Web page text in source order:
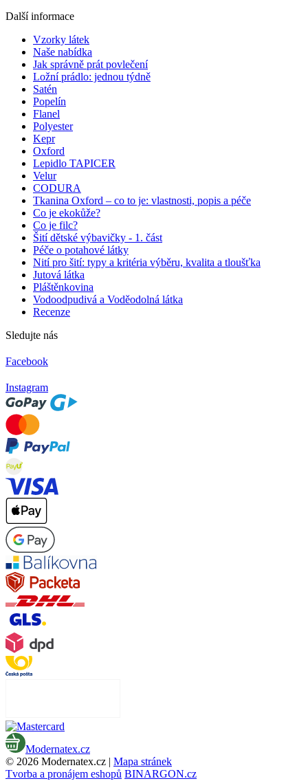
Další informace
Vzorky látek
Naše nabídka
Jak správně prát povlečení
Ložní prádlo: jednou týdně
Satén
Popelín
Flanel
Polyester
Kepr
Oxford
Lepidlo TAPICER
Velur
CODURA
Tkanina Oxford – co to je: vlastnosti, popis a péče
Co je ekokůže?
Co je filc?
Šití dětské výbavičky - 1. část
Péče o potahové látky
Nití pro šití: typy a kritéria výběru, kvalita a tloušťka
Jutová látka
Pláštěnkovina
Vodoodpudivá a Voděodolná látka
Recenze
Sledujte nás
Facebook
Instagram
Modernatex.cz
© 2026 Modernatex.cz | Mapa stránek
Tvorba a pronájem eshopů BINARGON.cz